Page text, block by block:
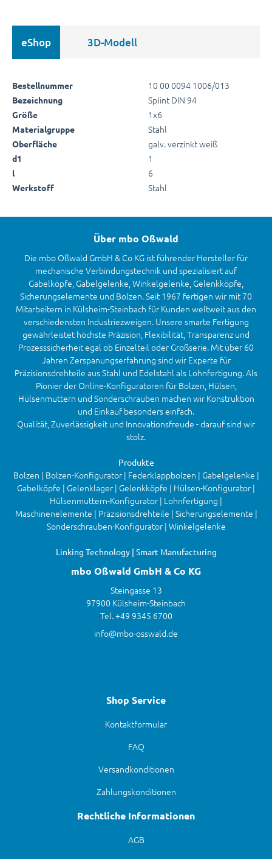
eShop 3D-Modell
Bestellnummer 10 00 0094 1006/013
Bezeichnung Splint DIN 94
Größe 1x6
Materialgruppe Stahl
Oberfläche galv. verzinkt weiß
d1 1
l 6
Werkstoff Stahl
Über mbo Oßwald
Die mbo Oßwald GmbH & Co KG ist führender Hersteller für
mechanische Verbindungstechnik und spezialisiert auf
Gabelköpfe, Gabelgelenke, Winkelgelenke, Gelenkköpfe,
Sicherungselemente und Bolzen. Seit 1967 fertigen wir mit 70
Mitarbeitern in Külsheim-Steinbach für Kunden weltweit aus den
verschiedensten Industriezweigen. Unsere smarte Fertigung
gewährleistet höchste Präzision, Flexibilität, Transparenz und
Prozesssicherheit egal ob Einzelteil oder Großserie. Mit über 60
Jahren Zerspanungserfahrung sind wir Experte für
Präzisionsdrehteile aus Stahl und Edelstahl als Lohnfertigung. Als
Pionier der Online-Konfiguratoren für Bolzen, Hülsen,
Hülsenmuttern und Sonderschrauben machen wir Konstruktion
und Einkauf besonders einfach.
Qualität, Zuverlässigkeit und Innovationsfreude - darauf sind wir
stolz.
Produkte
Bolzen | Bolzen-Konfigurator | Federklappbolzen | Gabelgelenke |
Gabelköpfe | Gelenklager | Gelenkköpfe | Hülsen-Konfigurator |
Hülsenmuttern-Konfigurator | Lohnfertigung |
Maschinenelemente | Präzisionsdrehteile | Sicherungselemente |
Sonderschrauben-Konfigurator | Winkelgelenke
Linking Technology | Smart Manufacturing
mbo Oßwald GmbH & Co KG
Steingasse 13
97900 Külsheim-Steinbach
Tel. +49 9345 6700
info@mbo-osswald.de
Shop Service
Kontaktformular
FAQ
Versandkonditionen
Zahlungskonditionen
Rechtliche Informationen
AGB